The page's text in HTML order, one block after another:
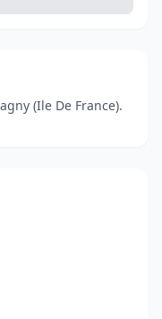
(Ile De France).